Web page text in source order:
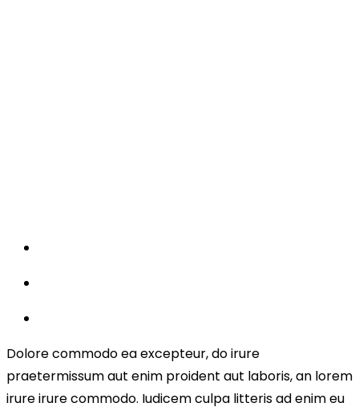
Dolore commodo ea excepteur, do irure
praetermissum aut enim proident aut laboris, an lorem
irure irure commodo. Iudicem culpa litteris ad enim eu